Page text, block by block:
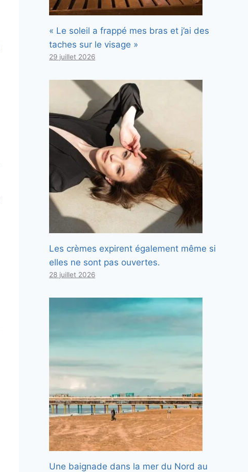
« Le soleil a frappé mes bras et j’ai des
taches sur le visage »
29 juillet 2026
Les crèmes expirent également même si
elles ne sont pas ouvertes.
28 juillet 2026
Une baignade dans la mer du Nord au